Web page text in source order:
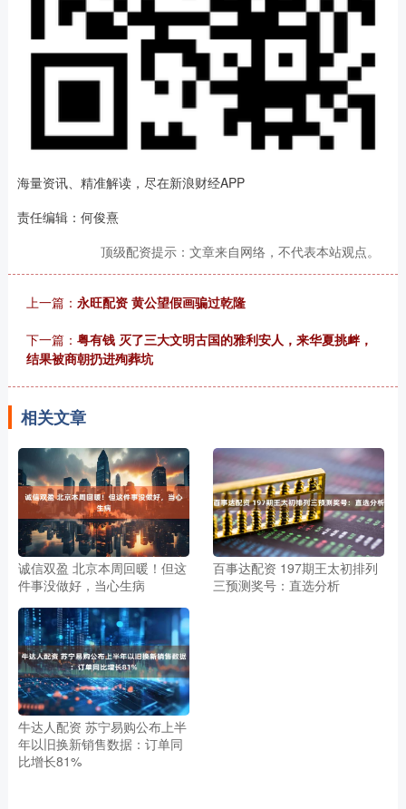
海量资讯、精准解读，尽在新浪财经APP
责任编辑：何俊熹
顶级配资提示：文章来自网络，不代表本站观点。
上一篇： 永旺配资 黄公望假画骗过乾隆
下一篇： 粤有钱 灭了三大文明古国的雅利安人，来华夏挑衅，
结果被商朝扔进殉葬坑
相关文章
诚信双盈 北京本周回暖！但这
件事没做好，当心生病
百事达配资 197期王太初排列
三预测奖号：直选分析
牛达人配资 苏宁易购公布上半
年以旧换新销售数据：订单同
比增长81%